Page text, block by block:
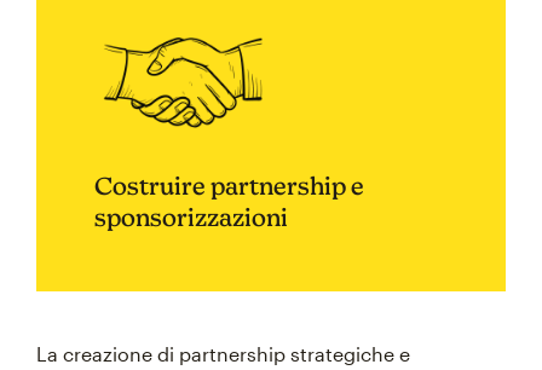
Costruire partnership e
sponsorizzazioni
La creazione di partnership strategiche e